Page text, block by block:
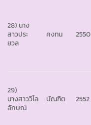
28) นาง
สาวประ
ยวล
คงทน 2550
29)
นางสาววิไล
ลักษณ์
บัณฑิต 2552